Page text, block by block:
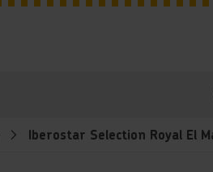
Iberostar Selection Royal El